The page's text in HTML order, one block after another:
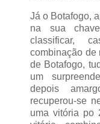
Já o Botafogo,
na sua
classificar,
combinação de
de Botafogo,
um
depois
recuperou-se
uma vitória po